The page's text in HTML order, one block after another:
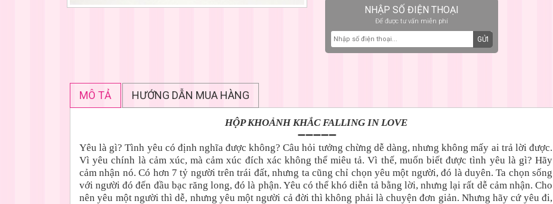
NHẬP SỐ ĐIỆN THOẠI
Để được tư vấn miễn phí
GỬI
MÔ TẢ HƯỚNG DẪN MUA HÀNG
HỘP KHOẢNH KHẮC FALLING IN LOVE
➖➖➖➖➖
Yêu là gì? Tình yêu có định nghĩa được không? Câu hỏi tưởng chừng dễ dàng, nhưng không mấy ai trả lời được.
Vì yêu chính là cảm xúc, mà cảm xúc đích xác không thể miêu tả. Vì thế, muốn biết được tình yêu là gì? Hãy
cảm nhận nó. Có hơn 7 tỷ người trên trái đất, nhưng ta cũng chỉ chọn yêu một người, đó là duyên. Ta chọn sống
với người đó đến đầu bạc răng long, đó là phận. Yêu có thể khó diễn tả bằng lời, nhưng lại rất dễ cảm nhận. Cho
nên yêu một người thì dễ, nhưng yêu một người cả đời thì không phải là chuyện đơn giản. Nhưng hãy cứ yêu đi,